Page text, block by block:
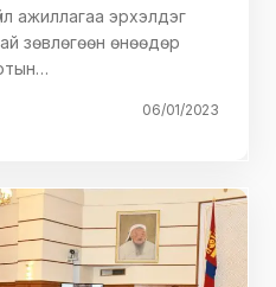
ажиллагаа эрхэлдэг
зөвлөгөөн өнөөдөр
06/01/2023